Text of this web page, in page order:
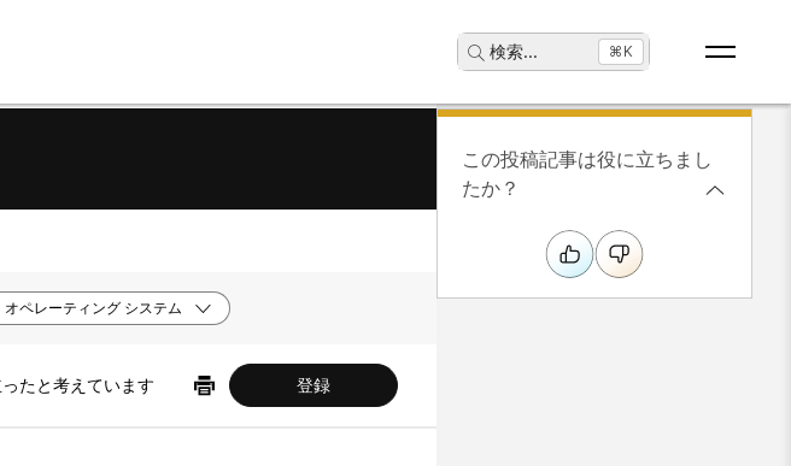
検索... ⌘K
オペレーティング システム
たと考えています 登録
この投稿記事は役に立ちまし
たか？